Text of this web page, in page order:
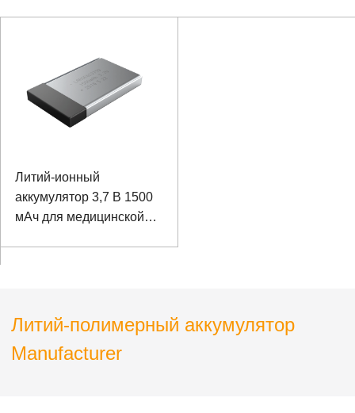
Литий-ионный
аккумулятор 3,7 В 1500
мАч для медицинской
Литий-полимерный аккумулятор
Manufacturer